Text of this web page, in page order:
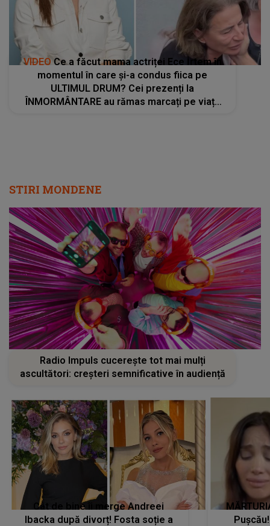
VIDEOCe a făcut mama actriței Ece İrtem în
momentul în care și-a condus fiica pe
ULTIMUL DRUM? Cei prezenți la
ÎNMORMÂNTARE au rămas marcați pe viață
STIRI MONDENE
Radio Impuls cucerește tot mai mulți
ascultători: creșteri semnificative în audiență
Cât de bine îi merge Andreei
Ibacka după divorț! Fosta soție a